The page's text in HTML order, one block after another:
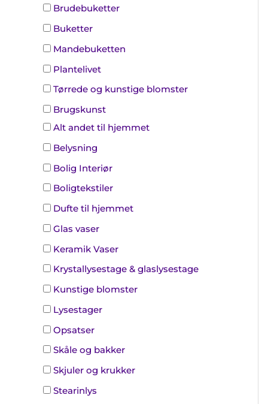
Brudebuketter
Buketter
Mandebuketten
Plantelivet
Tørrede og kunstige blomster
Brugskunst
Alt andet til hjemmet
Belysning
Bolig Interiør
Boligtekstiler
Dufte til hjemmet
Glas vaser
Keramik Vaser
Krystallysestage & glaslysestage
Kunstige blomster
Lysestager
Opsatser
Skåle og bakker
Skjuler og krukker
Stearinlys